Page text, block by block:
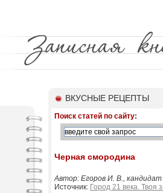
ВКУСНЫЕ РЕЦЕПТЫ
Поиск статей по сайту:
Черная смородина
Автор: Егоров И. В., кандидат
Источник: Город 21 века. Твоя